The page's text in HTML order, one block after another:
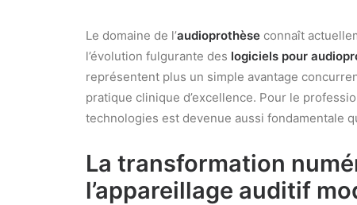
Le domaine de l’audioprothèse connaît
l’évolution fulgurante des logiciels pour
représentent plus un simple avantage
pratique clinique d’excellence. Pour le
technologies est devenue aussi fondamentale
La transformation
l’appareillage auditif